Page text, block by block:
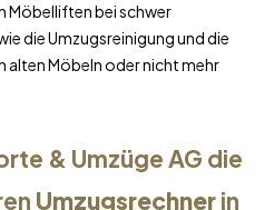
Möbelliften bei schwer
die Umzugsreinigung und die
Möbeln oder nicht mehr
& Umzüge AG die
Umzugsrechnerin